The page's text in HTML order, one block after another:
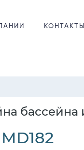
КОНТАКТЫ
бассейна
MD182